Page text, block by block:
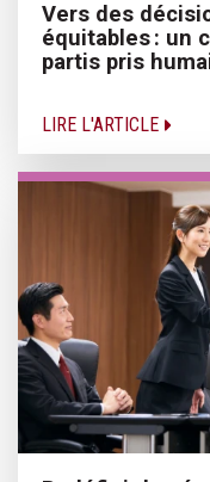
Vers des
équitables : un
partis pris
LIRE L'ARTICLE